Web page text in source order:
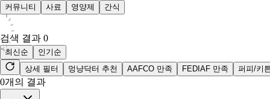
커뮤니티 사료 영양제 간식
검색 결과 0
최신순
인기순
상세 필터
멍냥닥터 추천 AAFCO 만족 FEDIAF 만족 퍼피/키
0개의 결과